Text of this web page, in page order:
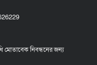
মোতাবেক নিবন্ধনের জন্য